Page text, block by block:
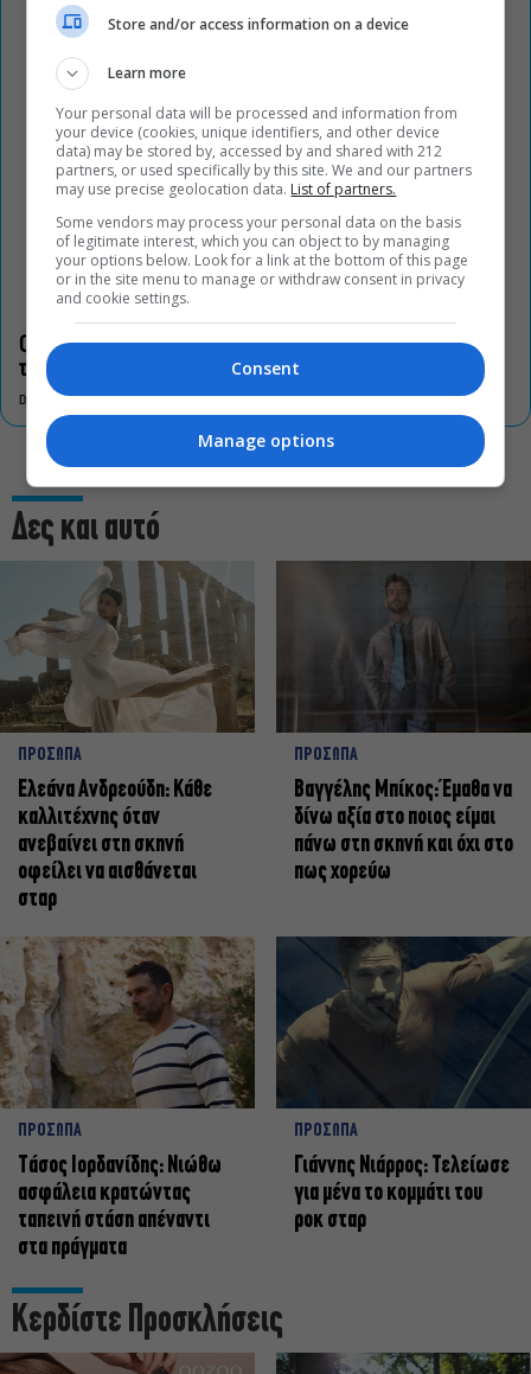
Οι «Τρωάδες» στην Επίδαυρο αλλάζουν την αντίληψη για
τον πολιτισμό
DON'T MISS
Δες και αυτό
ΠΡΟΣΩΠΑ
Ελεάνα Ανδρεούδη: Κάθε
καλλιτέχνης όταν
ανεβαίνει στη σκηνή
οφείλει να αισθάνεται
σταρ
ΠΡΟΣΩΠΑ
Βαγγέλης Μπίκος: Έμαθα να
δίνω αξία στο ποιος είμαι
πάνω στη σκηνή και όχι στο
πως χορεύω
ΠΡΟΣΩΠΑ
Tάσος Ιορδανίδης: Νιώθω
ασφάλεια κρατώντας
ταπεινή στάση απέναντι
στα πράγματα
ΠΡΟΣΩΠΑ
Γιάννης Νιάρρος: Τελείωσε
για μένα το κομμάτι του
ροκ σταρ
Κερδίστε Προσκλήσεις
Store and/or access information on a device
Learn more
Your personal data will be processed and information from
your device (cookies, unique identifiers, and other device
data) may be stored by, accessed by and shared with 212
partners, or used specifically by this site. We and our partners
may use precise geolocation data. List of partners.
Some vendors may process your personal data on the basis
of legitimate interest, which you can object to by managing
your options below. Look for a link at the bottom of this page
or in the site menu to manage or withdraw consent in privacy
and cookie settings.
Consent
Manage options